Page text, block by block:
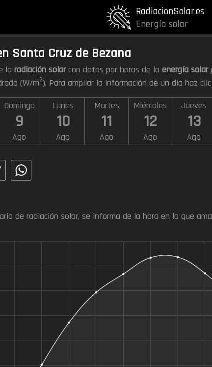
RadiacionSolar.es
Energía solar
Santa Cruz de Bezana
la radiación solarcon datos por horas de la energía solar
(W/m2). Para ampliar la información de un día haz
Domingo
9
Ago
Lunes
10
Ago
Martes
11
Ago
Miércoles
12
Ago
Jueves
13
Ago
de radiación solar, se informa de la hora en la que